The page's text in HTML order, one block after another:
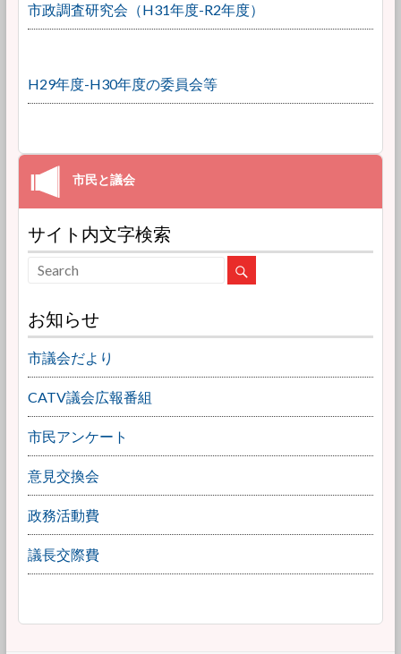
市政調査研究会（H31年度-R2年度）
H29年度-H30年度の委員会等
サイト内文字検索
お知らせ
市議会だより
CATV議会広報番組
市民アンケート
意見交換会
政務活動費
議長交際費